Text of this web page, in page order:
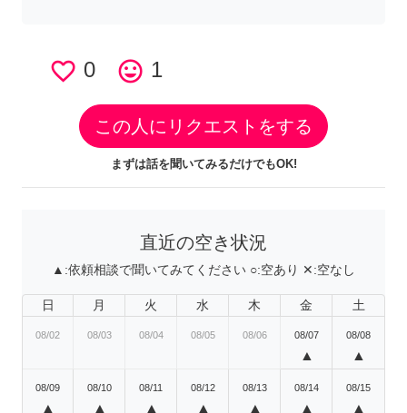
favorite_border 0 tag_faces 1
この人にリクエストをする
まずは話を聞いてみるだけでもOK!
直近の空き状況
▲:依頼相談で聞いてみてください ○:空あり ✕:空なし
日 月 火 水 木 金 土
08/02 08/03 08/04 08/05 08/06 08/07
▲
08/08
▲
08/09
▲
08/10
▲
08/11
▲
08/12
▲
08/13
▲
08/14
▲
08/15
▲